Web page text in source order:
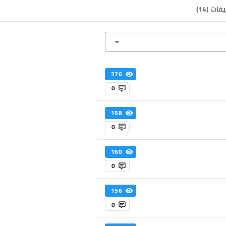
(
14
)
376
0
158
0
160
0
156
0